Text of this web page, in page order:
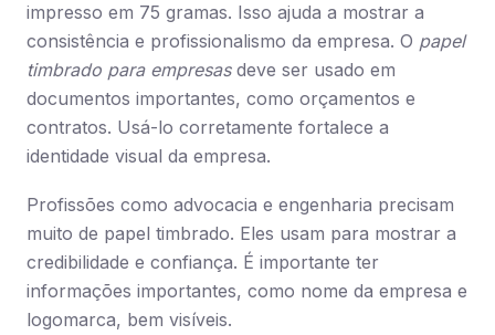
impresso em 75 gramas. Isso ajuda a mostrar a
consistência e profissionalismo da empresa. O papel
timbrado para empresasdeve ser usado em
documentos importantes, como orçamentos e
contratos. Usá-lo corretamente fortalece a
identidade visual da empresa.
Profissões como advocacia e engenharia precisam
muito de papel timbrado. Eles usam para mostrar a
credibilidade e confiança. É importante ter
informações importantes, como nome da empresa e
logomarca, bem visíveis.